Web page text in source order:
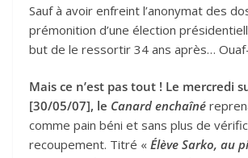
Sauf à avoir enfreint l’anonymat des
prémonition d’une élection
but de le ressortir 34 ans après…
Mais ce n’est pas tout ! Le mercredi
[30/05/07], le Canard enchaîné
comme pain béni et sans plus de
recoupement. Titré « Élève Sarko, au